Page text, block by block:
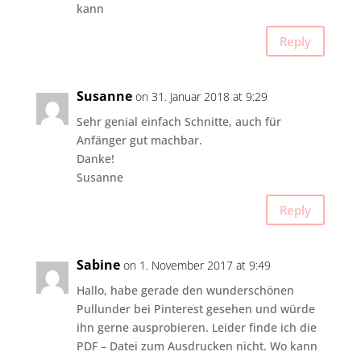
kann
Reply
Susanne on 31. Januar 2018 at 9:29
Sehr genial einfach Schnitte, auch für
Anfänger gut machbar.
Danke!
Susanne
Reply
Sabine on 1. November 2017 at 9:49
Hallo, habe gerade den wunderschönen
Pullunder bei Pinterest gesehen und würde
ihn gerne ausprobieren. Leider finde ich die
PDF – Datei zum Ausdrucken nicht. Wo kann